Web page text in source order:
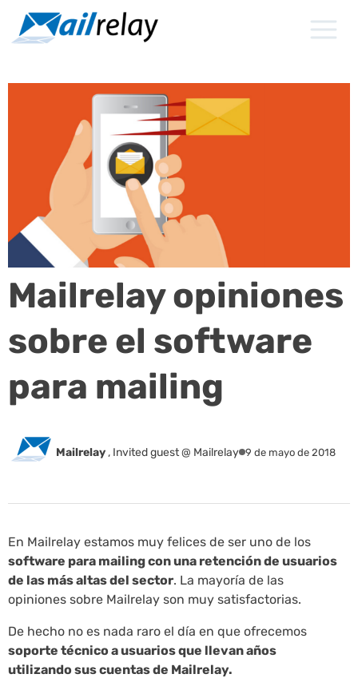
contenido
Mailrelay opiniones
sobre el software
para mailing
Mailrelay , Invited guest @ Mailrelay 9 de mayo de 2018
En Mailrelay estamos muy felices de ser uno de los
software para mailing con una retención de usuarios
de las más altas del sector. La mayoría de las
opiniones sobre Mailrelay son muy satisfactorias.
De hecho no es nada raro el día en que ofrecemos
soporte técnico a usuarios que llevan años
utilizando sus cuentas de Mailrelay.